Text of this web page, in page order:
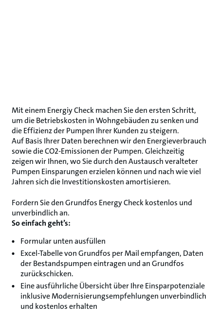
Mit einem Energiy Check machen Sie den ersten Schritt,
um die Betriebskosten in Wohngebäuden zu senken und
die Effizienz der Pumpen Ihrer Kunden zu steigern.
Auf Basis Ihrer Daten berechnen wir den Energieverbrauch
sowie die CO2-Emissionen der Pumpen. Gleichzeitig
zeigen wir Ihnen, wo Sie durch den Austausch veralteter
Pumpen Einsparungen erzielen können und nach wie viel
Jahren sich die Investitionskosten amortisieren.
Fordern Sie den Grundfos Energy Check kostenlos und
unverbindlich an.
So einfach geht’s:
Formular unten ausfüllen
Excel-Tabelle von Grundfos per Mail empfangen, Daten
der Bestandspumpen eintragen und an Grundfos
zurückschicken.
Eine ausführliche Übersicht über Ihre Einsparpotenziale
inklusive Modernisierungsempfehlungen unverbindlich
und kostenlos erhalten